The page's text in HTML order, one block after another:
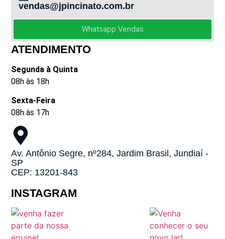
vendas@jpincinato.com.br
Whatsapp Vendas
ATENDIMENTO
Segunda à Quinta
08h às 18h
Sexta-Feira
08h às 17h
Av. Antônio Segre, nº284, Jardim Brasil, Jundiaí -
SP
CEP: 13201-843
INSTAGRAM